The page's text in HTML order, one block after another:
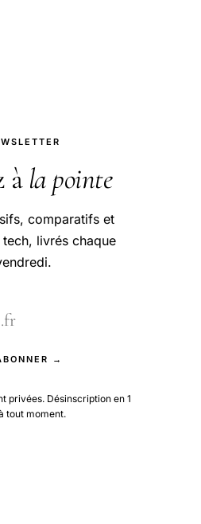
à la pointe
comparatifs et
tech, livrés chaque
→
privées. Désinscription en 1
tout moment.